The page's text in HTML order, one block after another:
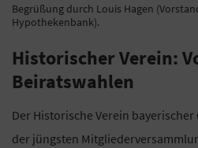
Begrüßung durch Louis Hagen
Hypothekenbank).
Historischer Verein:
Beiratswahlen
Der Historische Verein
der jüngsten